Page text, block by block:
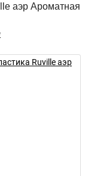
аэр Ароматная